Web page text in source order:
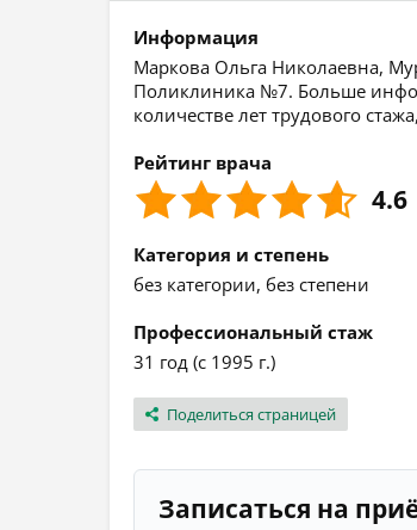
Информация
Маркова Ольга Николаевна,
Поликлиника №7. Больше
количестве лет трудового
Рейтинг врача
4.6
Категория и степень
без категории, без степени
Профессиональный стаж
31 год (с 1995 г.)
Поделиться страницей
Записаться на